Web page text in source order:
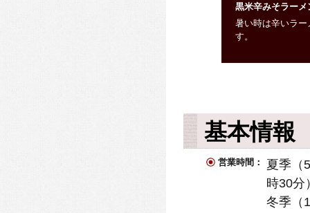
黒米辛みそラーメ
暑い時は辛いラ
す。
基本情報
営業時間：
夏季（
時30分
冬季（